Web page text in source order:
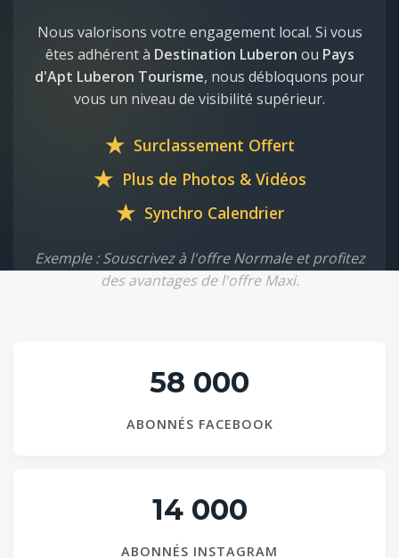
Nous valorisons votre engagement local. Si vous
êtes adhérent à Destination Luberon ou Pays
d'Apt Luberon Tourisme, nous débloquons pour
vous un niveau de visibilité supérieur.
★ Surclassement Offert
★ Plus de Photos & Vidéos
★ Synchro Calendrier
Exemple : Souscrivez à l'offre Normale et profitez
des avantages de l'offre Maxi.
58 000
ABONNÉS FACEBOOK
14 000
ABONNÉS INSTAGRAM